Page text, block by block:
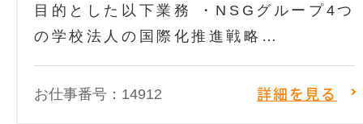
目的とした以下業務 ・NSGグループ4つ
の学校法人の国際化推進戦略…
お仕事番号：14912 詳細を見る